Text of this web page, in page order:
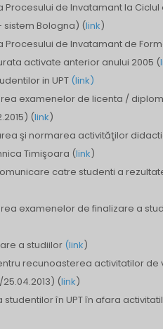
de Invatamant la Ciclul
sistem Bologna) (link)
de Invatamant de
activate anterior anului 2005 (
in UPT (link)
examenelor de licenta /
(link)
şi normarea activităţilor
Timişoara (link)
catre studenti a
examenelor de finalizare a
a studiilor (link)
recunoasterea activitatilor de
(link)
în UPT în afara